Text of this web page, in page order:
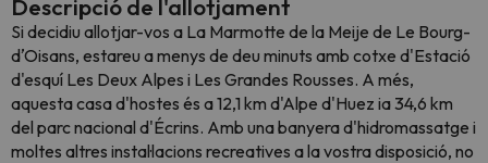
Descripció de l'allotjament
Si decidiu allotjar-vos a La Marmotte de la Meije de Le Bourg-
dʼOisans, estareu a menys de deu minuts amb cotxe d'Estació
d'esquí Les Deux Alpes i Les Grandes Rousses. A més,
aquesta casa d'hostes és a 12,1 km d'Alpe d'Huez ia 34,6 km
del parc nacional d'Écrins. Amb una banyera d'hidromassatge i
moltes altres instal·lacions recreatives a la vostra disposició, no